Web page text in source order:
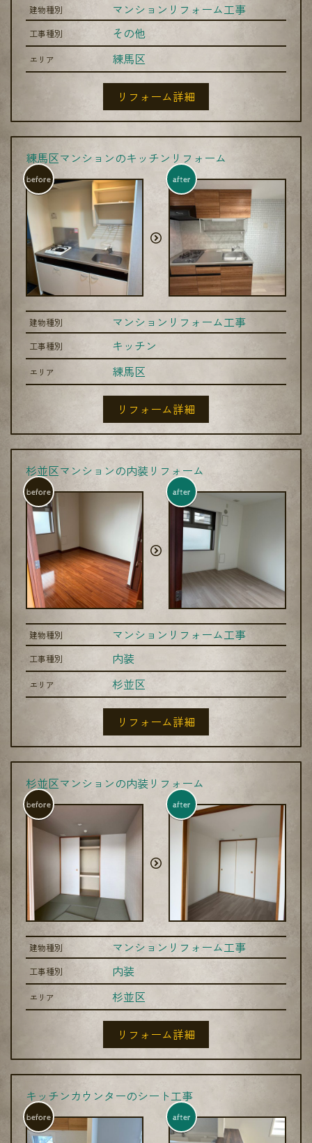
建物種別 マンションリフォーム工事
工事種別 その他
エリア 練馬区
リフォーム詳細
練馬区マンションのキッチンリフォーム
before after
建物種別 マンションリフォーム工事
工事種別 キッチン
エリア 練馬区
リフォーム詳細
杉並区マンションの内装リフォーム
before after
建物種別 マンションリフォーム工事
工事種別 内装
エリア 杉並区
リフォーム詳細
杉並区マンションの内装リフォーム
before after
建物種別 マンションリフォーム工事
工事種別 内装
エリア 杉並区
リフォーム詳細
キッチンカウンターのシート工事
before after